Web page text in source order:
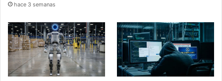
hace 3 semanas